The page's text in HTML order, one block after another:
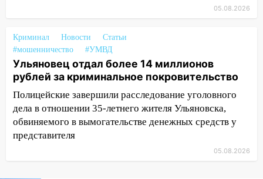
Где есть бензин в Ульяновске
10:16 Внимание! В Ульяновской области
объявлена ракетная опасность
10:00
В Старомайнском районе утонул
51-летний мужчина
09:50 В Ульяновске черный коршун
застрял в тепловозе
Ульяновские спасатели помогли
05.08.2026
Криминал Новости
Статьи
#мошенничество
#УМВД
Ульяновец отдал более 14 миллионов
рублей за криминальное покровительство
Полицейские завершили расследование уголовного
дела в отношении 35-летнего жителя Ульяновска,
обвиняемого в вымогательстве денежных средств у
представителя
05.08.2026